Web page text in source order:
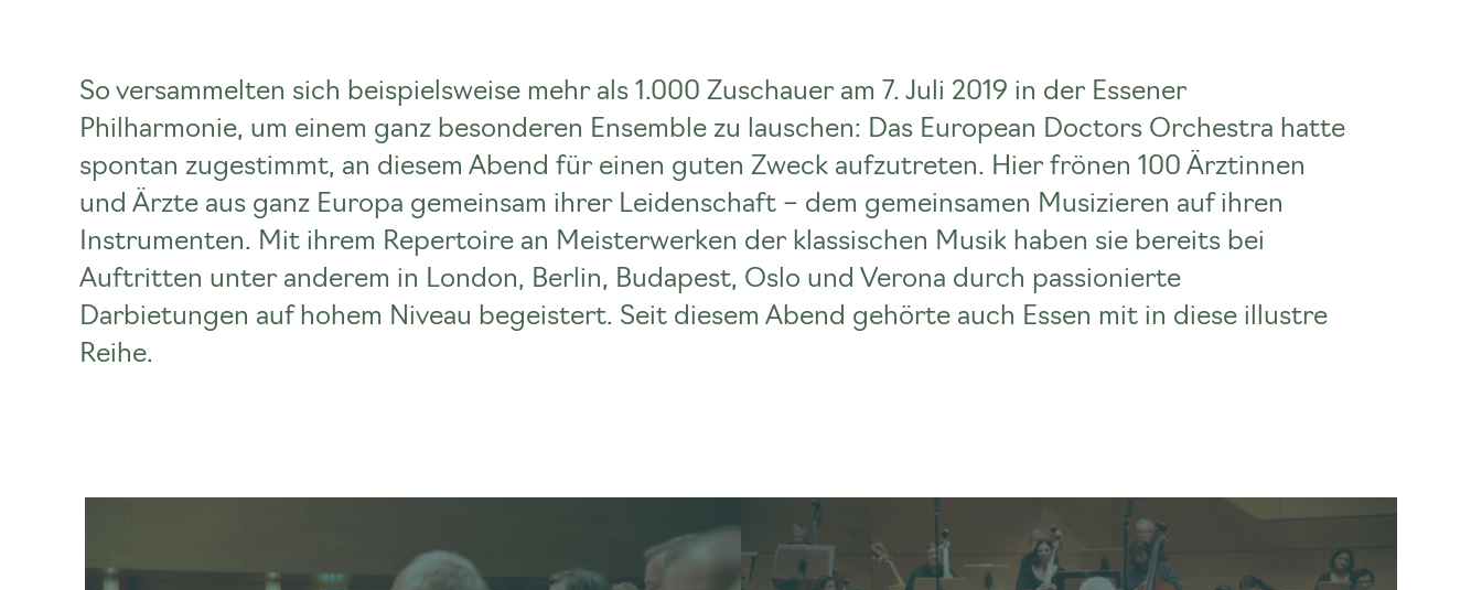
So versammelten sich beispielsweise mehr als 1.000 Zuschauer am 7. Juli 2019 in der Essener
Philharmonie, um einem ganz besonderen Ensemble zu lauschen: Das European Doctors Orchestra hatte
spontan zugestimmt, an diesem Abend für einen guten Zweck aufzutreten. Hier frönen 100 Ärztinnen
und Ärzte aus ganz Europa gemeinsam ihrer Leidenschaft – dem gemeinsamen Musizieren auf ihren
Instrumenten. Mit ihrem Repertoire an Meisterwerken der klassischen Musik haben sie bereits bei
Auftritten unter anderem in London, Berlin, Budapest, Oslo und Verona durch passionierte
Darbietungen auf hohem Niveau begeistert. Seit diesem Abend gehörte auch Essen mit in diese illustre
Reihe.